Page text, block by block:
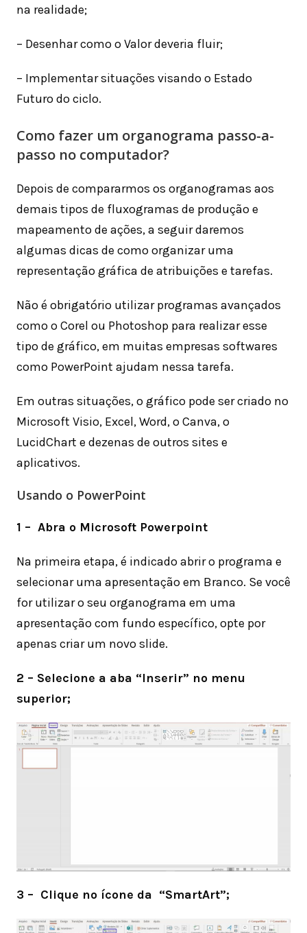
na realidade;
– Desenhar como o Valor deveria fluir;
– Implementar situações visando o Estado
Futuro do ciclo.
Como fazer um organograma passo-a-
passo no computador?
Depois de compararmos os organogramas aos
demais tipos de fluxogramas de produção e
mapeamento de ações, a seguir daremos
algumas dicas de como organizar uma
representação gráfica de atribuições e tarefas.
Não é obrigatório utilizar programas avançados
como o Corel ou Photoshop para realizar esse
tipo de gráfico, em muitas empresas softwares
como PowerPoint ajudam nessa tarefa.
Em outras situações, o gráfico pode ser criado no
Microsoft Visio, Excel, Word, o Canva, o
LucidChart e dezenas de outros sites e
aplicativos.
Usando o PowerPoint
1 – Abra o Microsoft Powerpoint
Na primeira etapa, é indicado abrir o programa e
selecionar uma apresentação em Branco. Se você
for utilizar o seu organograma em uma
apresentação com fundo específico, opte por
apenas criar um novo slide.
2 – Selecione a aba “Inserir” no menu
superior;
3 – Clique no ícone da “SmartArt”;